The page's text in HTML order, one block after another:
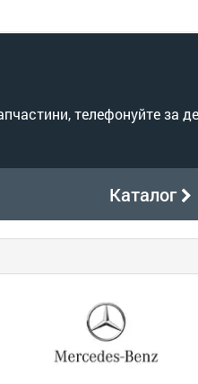
телефонуйте за
Каталог